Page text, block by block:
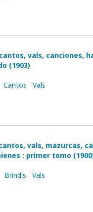
vals, canciones,
(1903)
Cantos
Vals
vals, mazurcas,
: primer tomo
Brindis
Vals